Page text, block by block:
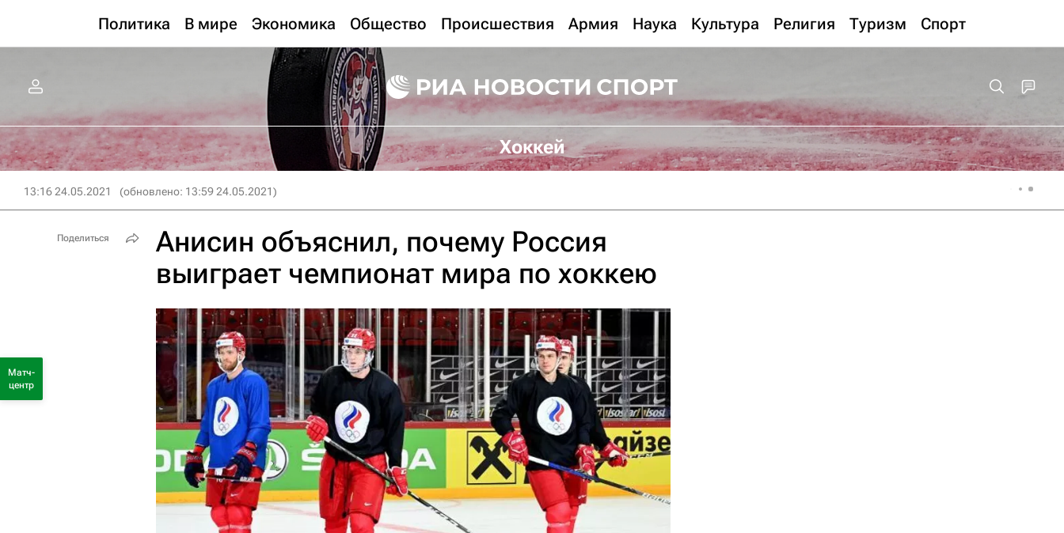
Политика В мире Экономика Общество Происшествия Армия Наука Культура Религия Туризм Спорт
Хоккей
13:16 24.05.2021 (обновлено: 13:59 24.05.2021)
Анисин объяснил, почему Россия
выиграет чемпионат мира по хоккею
Поделиться
Матч-
центр